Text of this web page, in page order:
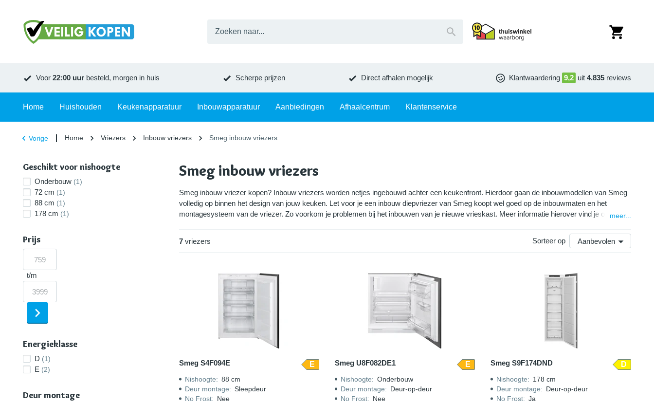
Voor 22:00 uur besteld, morgen in huis Scherpe prijzen Direct afhalen mogelijk Klantwaardering 9,2 uit 4.835 reviews
Home Huishouden Keukenapparatuur Inbouwapparatuur Aanbiedingen Afhaalcentrum Klantenservice
Vorige Home Vriezers Inbouw vriezers Smeg inbouw vriezers
Smeg inbouw vriezers
Smeg inbouw vriezer kopen? Inbouw vriezers worden netjes ingebouwd achter een keukenfront. Hierdoor gaan de inbouwmodellen van Smeg
volledig op binnen het design van jouw keuken. Let voor je een inbouw diepvriezer van Smeg koopt wel goed op de inbouwmaten en het
montagesysteem van de vriezer. Zo voorkom je problemen bij het inbouwen van je nieuwe vrieskast. Meer informatie hierover vind je op onze
meer...
7vriezers Sorteer op Aanbevolen
Smeg S4F094E E
Nishoogte: 88 cm
Deur montage: Sleepdeur
No Frost: Nee
Smeg U8F082DE1 E
Nishoogte: Onderbouw
Deur montage: Deur-op-deur
No Frost: Nee
Smeg S9F174DND D
Nishoogte: 178 cm
Deur montage: Deur-op-deur
No Frost: Ja
Geschikt voor nishoogte
Onderbouw (1)
72 cm (1)
88 cm (1)
178 cm (1)
Prijs
t/m
Energieklasse
D (1)
E (2)
Deur montage